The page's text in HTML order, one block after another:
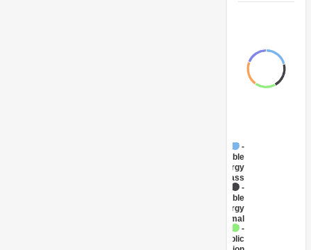
Renewable
Biomass
Renewable
Geothermal